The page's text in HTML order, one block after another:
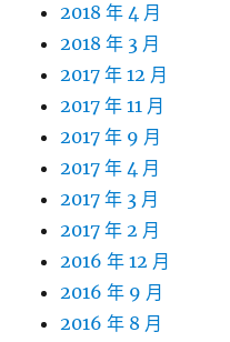
2018 年 4 月
2018 年 3 月
2017 年 12 月
2017 年 11 月
2017 年 9 月
2017 年 4 月
2017 年 3 月
2017 年 2 月
2016 年 12 月
2016 年 9 月
2016 年 8 月